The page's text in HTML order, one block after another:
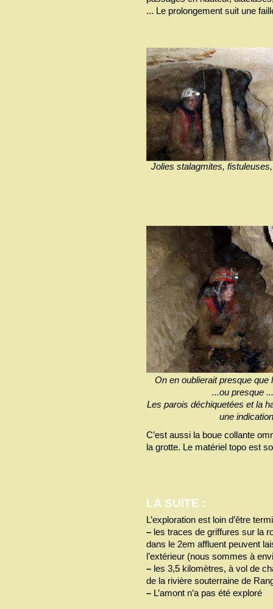
... Le prolongement suit une
Jolies stalagmites,
On en oublierait presque
...ou presque
Les parois déchiquetées et la
une
C’est aussi la boue collante
la grotte. Le matériel topo est
LA SUITE :
L’exploration est loin d’être
– les traces de griffures sur la
dans le 2em affluent peuvent
l’extérieur (nous sommes à
– les 3,5 kilomètres, à vol de
de la rivière souterraine de
– L’amont n’a pas été exploré